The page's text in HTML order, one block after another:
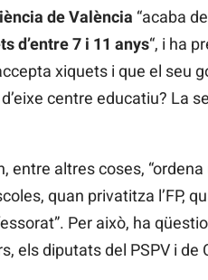
de València “acaba
d’entre 7 i 11 anys“, i ha
xiquets i que el seu
centre educatiu? La
entre altres coses,
quan privatitza l’FP,
Per això, ha
els diputats del PSPV i